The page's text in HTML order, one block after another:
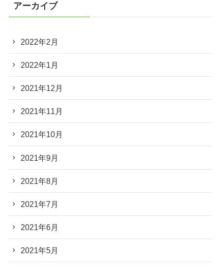
アーカイブ
2022年2月
2022年1月
2021年12月
2021年11月
2021年10月
2021年9月
2021年8月
2021年7月
2021年6月
2021年5月